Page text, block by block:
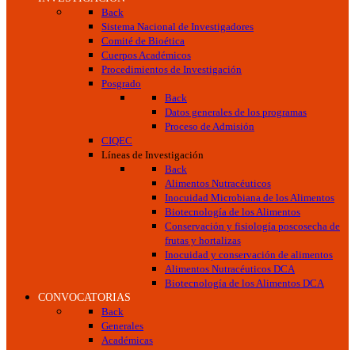
Back
Sistema Nacional de Investigadores
Comité de Bioética
Cuerpos Académicos
Procedimientos de Investigación
Posgrado
Back
Datos generales de los programas
Proceso de Admisión
CIQEC
Líneas de Investigación
Back
Alimentos Nutracéuticos
Inocuidad Microbiana de los Alimentos
Biotecnología de los Alimentos
Conservación y fisiología poscosecha de
frutas y hortalizas
Inocuidad y conservación de alimentos
Alimentos Nutracéuticos DCA
Biotecnología de los Alimentos DCA
CONVOCATORIAS
Back
Generales
Académicas